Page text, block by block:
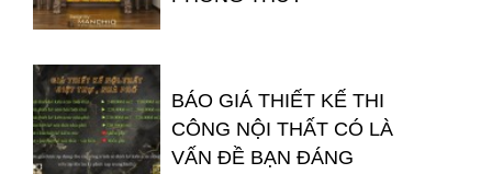
BÁO GIÁ THIẾT KẾ THI
CÔNG NỘI THẤT CÓ LÀ
VẤN ĐỀ BẠN ĐÁNG